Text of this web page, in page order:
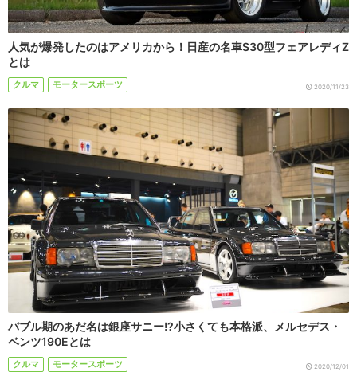
人気が爆発したのはアメリカから！日産の名車S30型フェアレディZ
とは
クルマ モータースポーツ 2020/11/23
バブル期のあだ名は銀座サニー!?小さくても本格派、メルセデス・
ベンツ190Eとは
クルマ モータースポーツ 2020/12/01